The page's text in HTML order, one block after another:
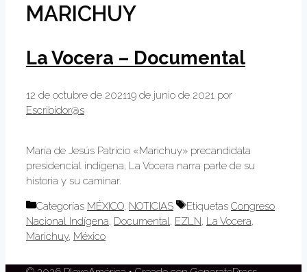
MARICHUY
La Vocera – Documental
12 de octubre de 202119 de junio de 2021 por
Escribidor@s
María de Jesús Patricio «Marichuy» precandidata
presidencial indígena, La Vocera narra parte de su
historia y su caminar.
Categorías MÉXICO, NOTICIAS Etiquetas Congreso
Nacional Indígena, Documental, EZLN, La Vocera,
Marichuy, México